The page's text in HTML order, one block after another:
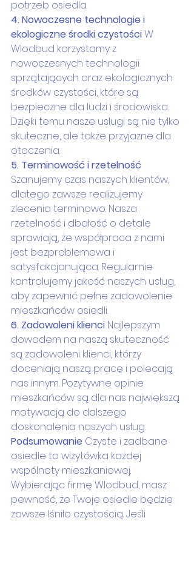
potrzeb osiedla.
4. Nowoczesne technologie i
ekologiczne środki czystości W
Wlodbud korzystamy z
nowoczesnych technologii
sprzątających oraz ekologicznych
środków czystości, które są
bezpieczne dla ludzi i środowiska.
Dzięki temu nasze usługi są nie tylko
skuteczne, ale także przyjazne dla
otoczenia.
5. Terminowość i rzetelność
Szanujemy czas naszych klientów,
dlatego zawsze realizujemy
zlecenia terminowo. Nasza
rzetelność i dbałość o detale
sprawiają, że współpraca z nami
jest bezproblemowa i
satysfakcjonująca. Regularnie
kontrolujemy jakość naszych usług,
aby zapewnić pełne zadowolenie
mieszkańców osiedli.
6. Zadowoleni klienci Najlepszym
dowodem na naszą skuteczność
są zadowoleni klienci, którzy
doceniają naszą pracę i polecają
nas innym. Pozytywne opinie
mieszkańców są dla nas największą
motywacją do dalszego
doskonalenia naszych usług.
Podsumowanie Czyste i zadbane
osiedle to wizytówka każdej
wspólnoty mieszkaniowej.
Wybierając firmę Wlodbud, masz
pewność, że Twoje osiedle będzie
zawsze lśniło czystością. Jeśli